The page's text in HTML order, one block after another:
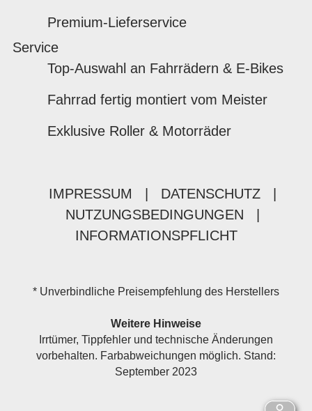
Premium-Lieferservice
Service
Top-Auswahl an Fahrrädern & E-Bikes
Fahrrad fertig montiert vom Meister
Exklusive Roller & Motorräder
IMPRESSUM DATENSCHUTZ
NUTZUNGSBEDINGUNGEN
INFORMATIONSPFLICHT
* Unverbindliche Preisempfehlung des Herstellers
Weitere Hinweise
Irrtümer, Tippfehler und technische Änderungen
vorbehalten. Farbabweichungen möglich. Stand:
September 2023